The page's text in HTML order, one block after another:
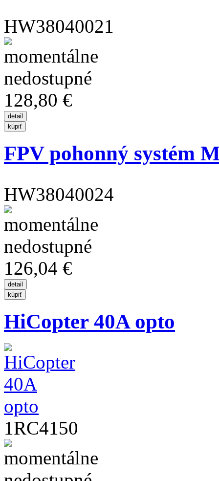
HW38040021
128,80 €
FPV pohonný systém
HW38040024
126,04 €
HiCopter 40A opto
1RC4150